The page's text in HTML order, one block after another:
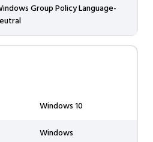
Group Policy Language-
Windows 10
Windows